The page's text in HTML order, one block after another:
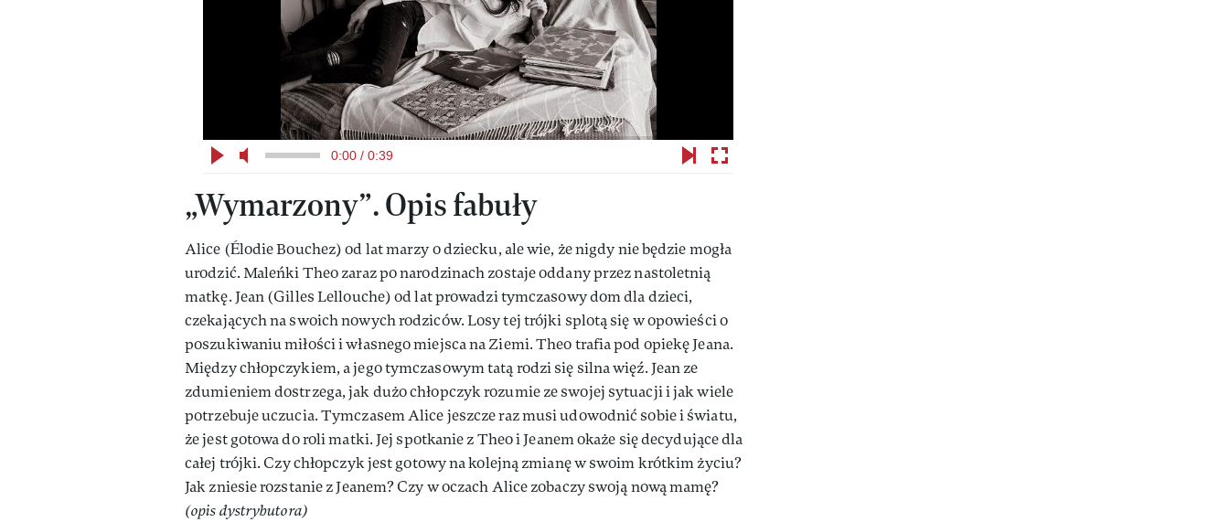
0:00 / 0:39
„Wymarzony”. Opis fabuły
Alice (Élodie Bouchez) od lat marzy o dziecku, ale wie, że nigdy nie będzie mogła
urodzić. Maleńki Theo zaraz po narodzinach zostaje oddany przez nastoletnią
matkę. Jean (Gilles Lellouche) od lat prowadzi tymczasowy dom dla dzieci,
czekających na swoich nowych rodziców. Losy tej trójki splotą się w opowieści o
poszukiwaniu miłości i własnego miejsca na Ziemi. Theo trafia pod opiekę Jeana.
Między chłopczykiem, a jego tymczasowym tatą rodzi się silna więź. Jean ze
zdumieniem dostrzega, jak dużo chłopczyk rozumie ze swojej sytuacji i jak wiele
potrzebuje uczucia. Tymczasem Alice jeszcze raz musi udowodnić sobie i światu,
że jest gotowa do roli matki. Jej spotkanie z Theo i Jeanem okaże się decydujące dla
całej trójki. Czy chłopczyk jest gotowy na kolejną zmianę w swoim krótkim życiu?
Jak zniesie rozstanie z Jeanem? Czy w oczach Alice zobaczy swoją nową mamę?
(opis dystrybutora)